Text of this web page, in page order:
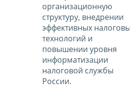
организационную
структуру, внедрении
эффективных
технологий и
повышении уровня
информатизации
налоговой службы
России.